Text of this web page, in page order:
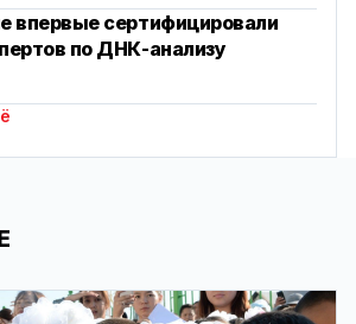
впервые сертифицировали
по ДНК-анализу